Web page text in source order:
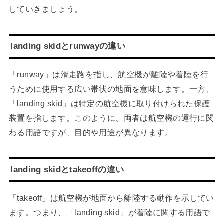
していきましょう。
landing skidとrunwayの違い
「runway」は滑走路を指し、航空機が離陸や着陸を行
うために使用する広い帯状の地面を意味します。一方、
「landing skid」は特定の航空機に取り付けられた保護
装置を指します。このように、両者は航空機の運行に関
わる用語ですが、目的や用途が異なります。
landing skidとtakeoffの違い
「takeoff」は航空機が地面から離陸する動作を示してい
ます。つまり、「landing skid」が着陸に関する用語で